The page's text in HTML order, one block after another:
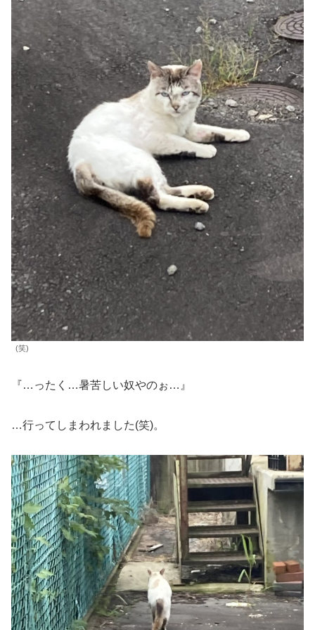
(笑)
『…ったく…暑苦しい奴やのぉ…』
…行ってしまわれました(笑)。